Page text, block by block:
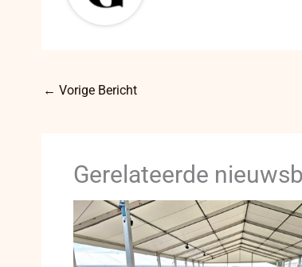
← Vorige Bericht
Gerelateerde